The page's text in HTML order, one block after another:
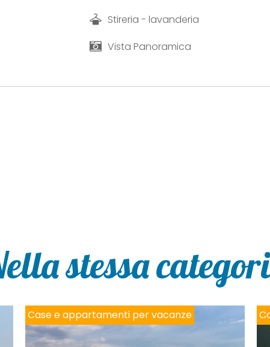
Stireria - lavanderia
Vista Panoramica
stessa
Case e appartamenti per vacanze